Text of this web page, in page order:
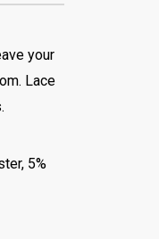
your
Lace
5%